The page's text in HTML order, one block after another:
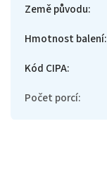
Země původu:
Hmotnost balení:
Kód CIPA:
Počet porcí: